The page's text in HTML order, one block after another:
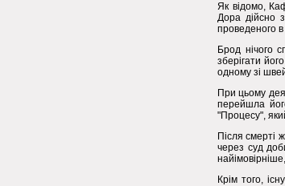
Як відомо,
Дора дійсно
проведеного в
Брод нічого
зберігати
одному зі
При цьому
перейшла
"Процесу",
Після смерті
через суд
Крім того,